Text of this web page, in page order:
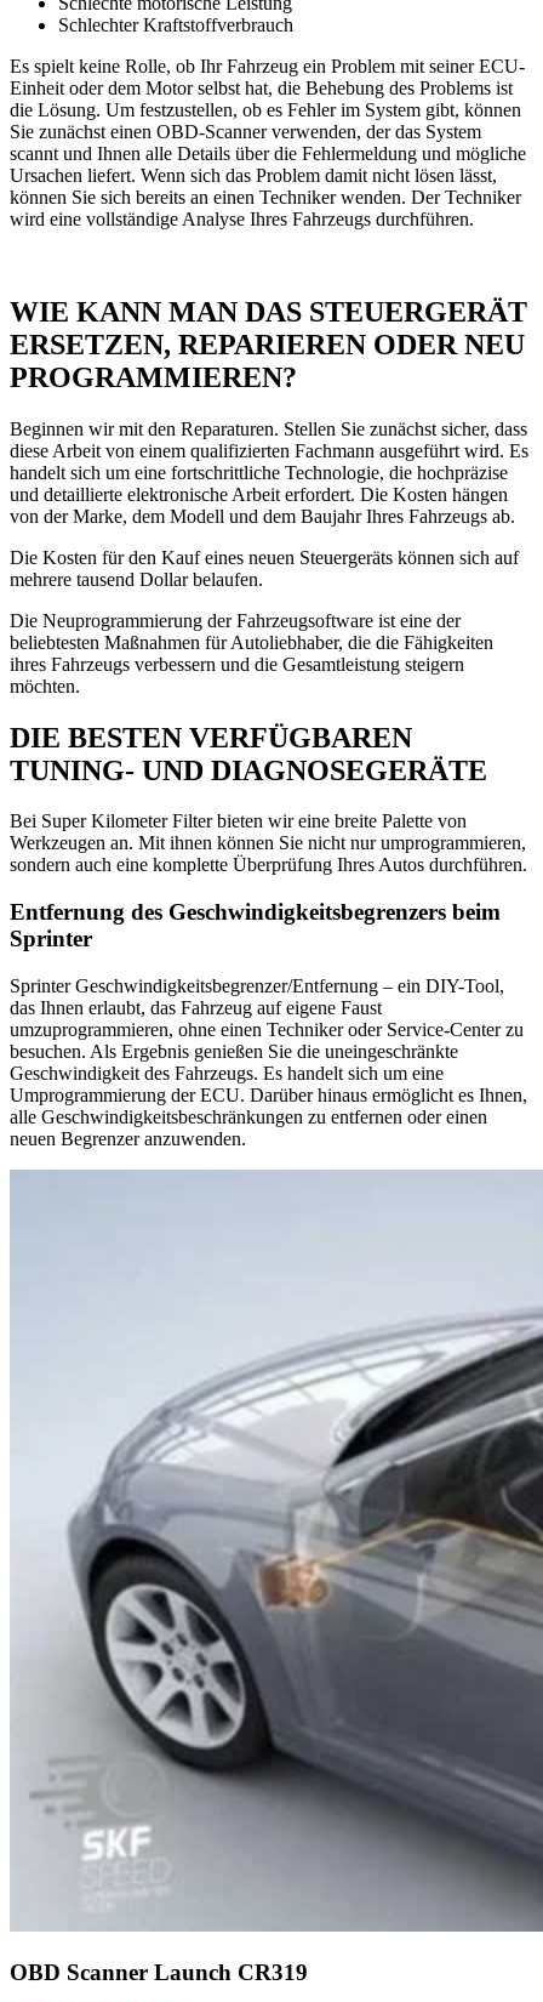
Schlechter Kraftstoffverbrauch
Es spielt keine Rolle, ob Ihr Fahrzeug ein Problem mit seiner ECU-
Einheit oder dem Motor selbst hat, die Behebung des Problems ist
die Lösung. Um festzustellen, ob es Fehler im System gibt, können
Sie zunächst einen OBD-Scanner verwenden, der das System
scannt und Ihnen alle Details über die Fehlermeldung und mögliche
Ursachen liefert. Wenn sich das Problem damit nicht lösen lässt,
können Sie sich bereits an einen Techniker wenden. Der Techniker
wird eine vollständige Analyse Ihres Fahrzeugs durchführen.
WIE KANN MAN DAS STEUERGERÄT
ERSETZEN, REPARIEREN ODER NEU
PROGRAMMIEREN?
Beginnen wir mit den Reparaturen. Stellen Sie zunächst sicher, dass
diese Arbeit von einem qualifizierten Fachmann ausgeführt wird. Es
handelt sich um eine fortschrittliche Technologie, die hochpräzise
und detaillierte elektronische Arbeit erfordert. Die Kosten hängen
von der Marke, dem Modell und dem Baujahr Ihres Fahrzeugs ab.
Die Kosten für den Kauf eines neuen Steuergeräts können sich auf
mehrere tausend Dollar belaufen.
Die Neuprogrammierung der Fahrzeugsoftware ist eine der
beliebtesten Maßnahmen für Autoliebhaber, die die Fähigkeiten
ihres Fahrzeugs verbessern und die Gesamtleistung steigern
möchten.
DIE BESTEN VERFÜGBAREN
TUNING- UND DIAGNOSEGERÄTE
Bei Super Kilometer Filter bieten wir eine breite Palette von
Werkzeugen an. Mit ihnen können Sie nicht nur umprogrammieren,
sondern auch eine komplette Überprüfung Ihres Autos durchführen.
Entfernung des Geschwindigkeitsbegrenzers beim
Sprinter
Sprinter Geschwindigkeitsbegrenzer/Entfernung – ein DIY-Tool,
das Ihnen erlaubt, das Fahrzeug auf eigene Faust
umzuprogrammieren, ohne einen Techniker oder Service-Center zu
besuchen. Als Ergebnis genießen Sie die uneingeschränkte
Geschwindigkeit des Fahrzeugs. Es handelt sich um eine
Umprogrammierung der ECU. Darüber hinaus ermöglicht es Ihnen,
alle Geschwindigkeitsbeschränkungen zu entfernen oder einen
neuen Begrenzer anzuwenden.
OBD Scanner Launch CR319